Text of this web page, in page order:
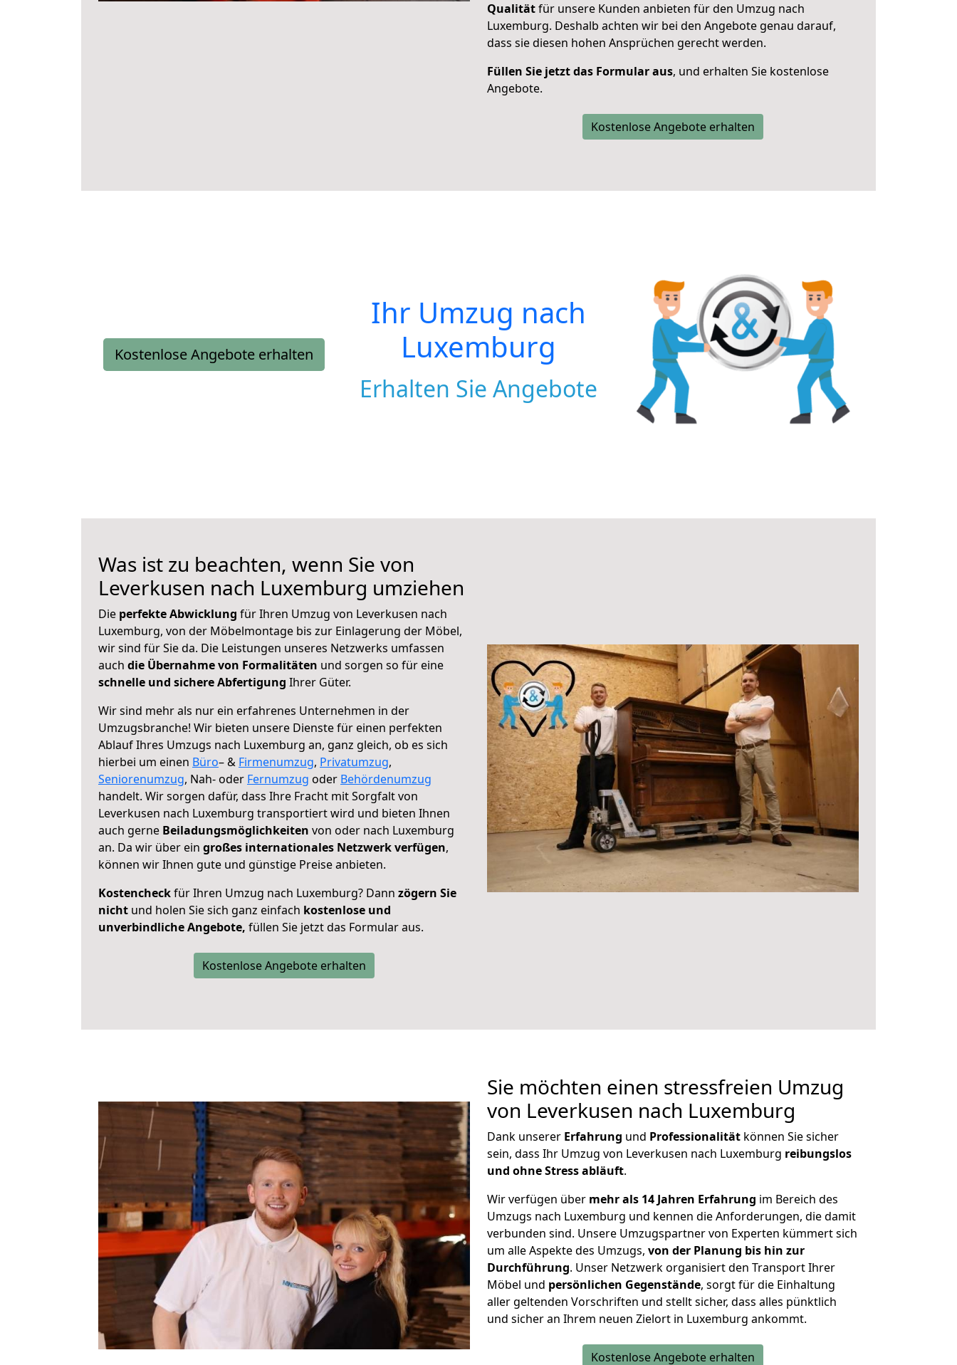
Qualitätfür unsere Kunden anbieten für den Umzug nach
Luxemburg. Deshalb achten wir bei den Angebote genau darauf,
dass sie diesen hohen Ansprüchen gerecht werden.
Füllen Sie jetzt das Formular aus, und erhalten Sie kostenlose
Angebote.
Kostenlose Angebote erhalten
Kostenlose Angebote erhalten
Ihr Umzug nach
Luxemburg
Erhalten Sie Angebote
Was ist zu beachten, wenn Sie von
Leverkusen nach Luxemburg umziehen
Die perfekte Abwicklung für Ihren Umzug von Leverkusen nach
Luxemburg, von der Möbelmontage bis zur Einlagerung der Möbel,
wir sind für Sie da. Die Leistungen unseres Netzwerks umfassen
auch die Übernahme von Formalitäten und sorgen so für eine
schnelle und sichere Abfertigung Ihrer Güter.
Wir sind mehr als nur ein erfahrenes Unternehmen in der
Umzugsbranche! Wir bieten unsere Dienste für einen perfekten
Ablauf Ihres Umzugs nach Luxemburg an, ganz gleich, ob es sich
hierbei um einen Büro– & Firmenumzug, Privatumzug,
Seniorenumzug, Nah- oder Fernumzug oder Behördenumzug
handelt. Wir sorgen dafür, dass Ihre Fracht mit Sorgfalt von
Leverkusen nach Luxemburg transportiert wird und bieten Ihnen
auch gerne Beiladungsmöglichkeiten von oder nach Luxemburg
an. Da wir über ein großes internationales Netzwerk verfügen,
können wir Ihnen gute und günstige Preise anbieten.
Kostencheckfür Ihren Umzug nach Luxemburg? Dann zögern Sie
nicht und holen Sie sich ganz einfach kostenlose und
unverbindliche Angebote, füllen Sie jetzt das Formular aus.
Kostenlose Angebote erhalten
Sie möchten einen stressfreien Umzug
von Leverkusen nach Luxemburg
Dank unserer Erfahrung und Professionalität können Sie sicher
sein, dass Ihr Umzug von Leverkusen nach Luxemburg reibungslos
und ohne Stress abläuft.
Wir verfügen über mehr als 14 Jahren Erfahrung im Bereich des
Umzugs nach Luxemburg und kennen die Anforderungen, die damit
verbunden sind. Unsere Umzugspartner von Experten kümmert sich
um alle Aspekte des Umzugs, von der Planung bis hin zur
Durchführung. Unser Netzwerk organisiert den Transport Ihrer
Möbel und persönlichen Gegenstände, sorgt für die Einhaltung
aller geltenden Vorschriften und stellt sicher, dass alles pünktlich
und sicher an Ihrem neuen Zielort in Luxemburg ankommt.
Kostenlose Angebote erhalten